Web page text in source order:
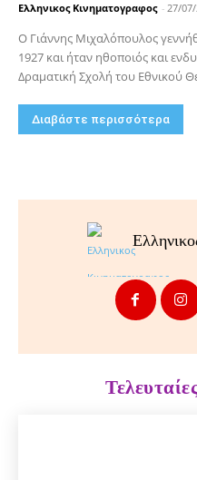
Ελληνικος Κινηματογραφος - 27/
Ο Γιάννης Μιχαλόπουλος
1927 και ήταν ηθοποιός και
Δραματική Σχολή του Εθνικού
Διαβάστε περισσότερα